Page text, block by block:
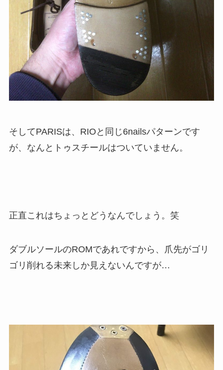
そしてPARISは、RIOと同じ6nailsパターンです
が、なんとトゥスチールはついていません。
正直これはちょっとどうなんでしょう。笑
ダブルソールのROMであれですから、爪先がゴリ
ゴリ削れる未来しか見えないんですが…